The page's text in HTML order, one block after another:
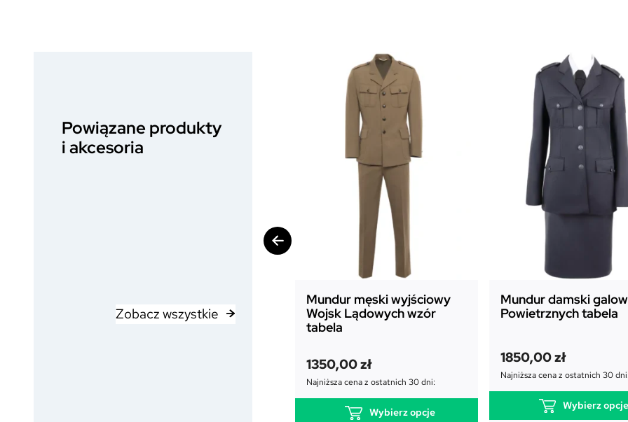
Powiązane produkty
i akcesoria
Zobacz wszystkie
Mundur męski wyjściowy
Wojsk Lądowych wzór
tabela
1350,00zł
Najniższa cena z ostatnich 30 dni:
Wybierz opcje
Mundur damski
Powietrznych tabela
1850,00zł
Najniższa cena z ostatnich 30
Wybierz